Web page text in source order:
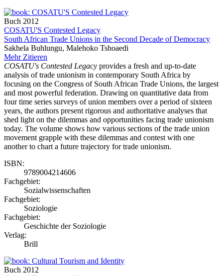
Buch 2012
COSATU'S Contested Legacy
South African Trade Unions in the Second Decade of Democracy
Sakhela Buhlungu, Malehoko Tshoaedi
Mehr Zitieren
COSATU's Contested Legacy provides a fresh and up-to-date
analysis of trade unionism in contemporary South Africa by
focusing on the Congress of South African Trade Unions, the largest
and most powerful federation. Drawing on quantitative data from
four time series surveys of union members over a period of sixteen
years, the authors present rigorous and authoritative analyses that
shed light on the dilemmas and opportunities facing trade unionism
today. The volume shows how various sections of the trade union
movement grapple with these dilemmas and contest with one
another to chart a future trajectory for trade unionism.
ISBN:
9789004214606
Fachgebiet:
Sozialwissenschaften
Fachgebiet:
Soziologie
Fachgebiet:
Geschichte der Soziologie
Verlag:
Brill
Buch 2012